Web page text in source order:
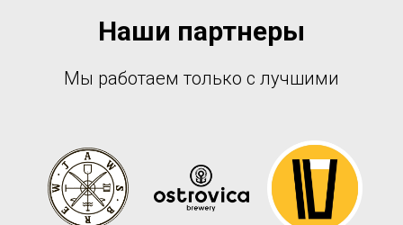
Наши партнеры
Мы работаем только с лучшими